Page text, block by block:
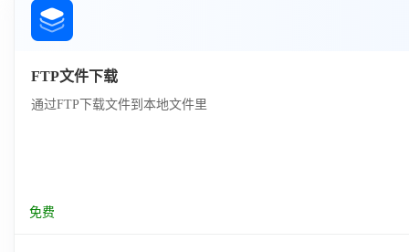
FTP文件下载
通过FTP下载文件到本地文件里
免费